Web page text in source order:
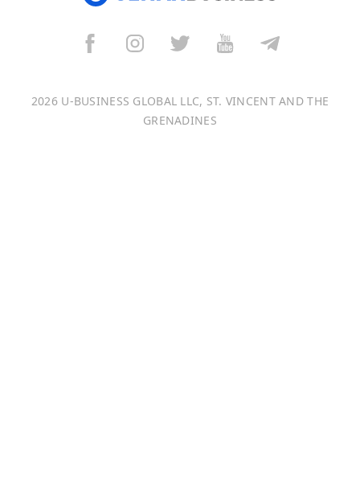
Français
2026 U-BUSINESS GLOBAL LLC, ST. VINCENT AND THE
GRENADINES